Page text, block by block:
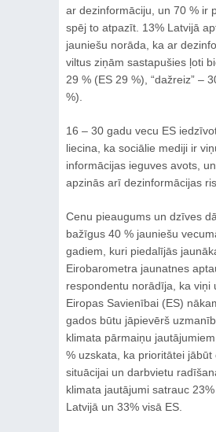
ar dezinformāciju, un 70 % ir
spēj to atpazīt. 13% Latvijā
jauniešu norāda, ka ar
viltus ziņām sastapušies ļoti
29 % (ES 29 %), “dažreiz” –
%).
16 – 30 gadu vecu ES
liecina, ka sociālie mediji ir
informācijas ieguves avots,
apzinās arī dezinformācijas
Cenu pieaugums un dzīves
bažīgus 40 % jauniešu
gadiem, kuri piedalījās
Eirobarometra jaunatnes
respondentu norādīja, ka viņi
Eiropas Savienībai (ES)
gados būtu jāpievērš
klimata pārmaiņu
% uzskata, ka prioritātei jābūt
situācijai un darbvietu
klimata jautājumi satrauc
Latvijā un 33% visā ES.